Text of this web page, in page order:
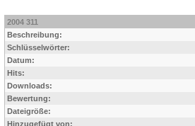
2004 311
Beschreibung:
Schlüsselwörter:
Datum:
Hits:
Downloads:
Bewertung:
Dateigröße:
Hinzugefügt von: